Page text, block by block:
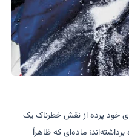
خود پرده از نقش خطرناک یک
ماده‌ای که ظاهراً